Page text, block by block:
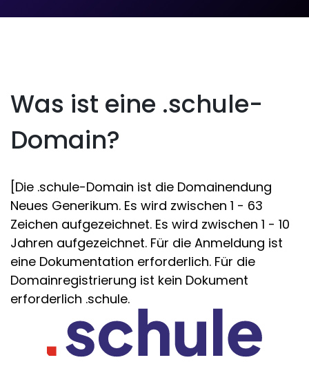
Was ist eine .schule-
Domain?
[Die .schule-Domain ist die Domainendung
Neues Generikum. Es wird zwischen 1 - 63
Zeichen aufgezeichnet. Es wird zwischen 1 - 10
Jahren aufgezeichnet. Für die Anmeldung ist
eine Dokumentation erforderlich. Für die
Domainregistrierung ist kein Dokument
erforderlich .schule.